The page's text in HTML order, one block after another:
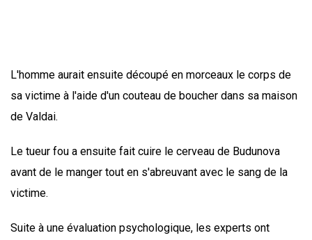
L'homme aurait ensuite découpé en morceaux le corps de
sa victime à l'aide d'un couteau de boucher dans sa maison
de Valdai.
Le tueur fou a ensuite fait cuire le cerveau de Budunova
avant de le manger tout en s'abreuvant avec le sang de la
victime.
Suite à une évaluation psychologique, les experts ont